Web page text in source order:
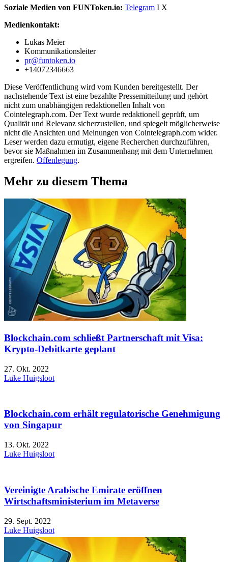
Soziale Medien von FUNToken.io: Telegram I X
Medienkontakt:
Lukas Meier
Kommunikationsleiter
pr@funtoken.io
+14072346663
Diese Veröffentlichung wird vom Kunden bereitgestellt. Der
nachstehende Text ist eine bezahlte Pressemitteilung und gehört
nicht zum unabhängigen redaktionellen Inhalt von
Cointelegraph.com. Der Text wurde redaktionell geprüft, um
Qualität und Relevanz sicherzustellen, und spiegelt möglicherweise
nicht die Ansichten und Meinungen von Cointelegraph.com wider.
Leser werden dazu ermutigt, eigene Recherchen durchzuführen,
bevor sie Maßnahmen im Zusammenhang mit dem Unternehmen
ergreifen. Offenlegung.
Mehr zu diesem Thema
Blockchain.com schließt Partnerschaft mit Visa:
Krypto-Debitkarte geplant
27. Okt. 2022
Luke Huigsloot
Blockchain.com erhält regulatorische Genehmigung
von Singapur
13. Okt. 2022
Luke Huigsloot
Vereinigte Arabische Emirate eröffnen
Wirtschaftsministerium im Metaverse
29. Sept. 2022
Luke Huigsloot